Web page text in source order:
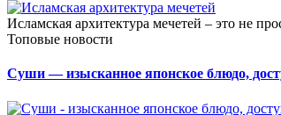
Исламская архитектура мечетей – это не
Топовые новости
Суши — изысканное японское блюдо,